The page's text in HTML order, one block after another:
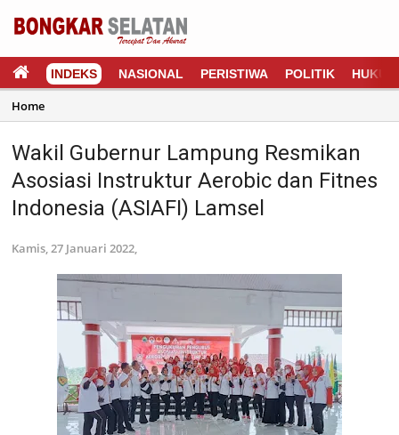
INDEKS NASIONAL PERISTIWA POLITIK HUKUM
Home
Wakil Gubernur Lampung Resmikan
Asosiasi Instruktur Aerobic dan Fitnes
Indonesia (ASIAFI) Lamsel
Kamis, 27 Januari 2022,